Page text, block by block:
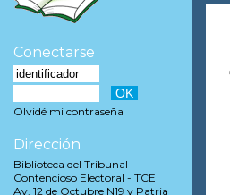
Conectarse
Olvidé mi contraseña
Dirección
Biblioteca del Tribunal
Contencioso Electoral - TCE
Av. 12 de Octubre N19 y Patria